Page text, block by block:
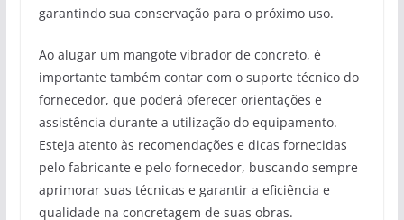
garantindo sua conservação para o próximo uso.
Ao alugar um mangote vibrador de concreto, é
importante também contar com o suporte técnico do
fornecedor, que poderá oferecer orientações e
assistência durante a utilização do equipamento.
Esteja atento às recomendações e dicas fornecidas
pelo fabricante e pelo fornecedor, buscando sempre
aprimorar suas técnicas e garantir a eficiência e
qualidade na concretagem de suas obras.